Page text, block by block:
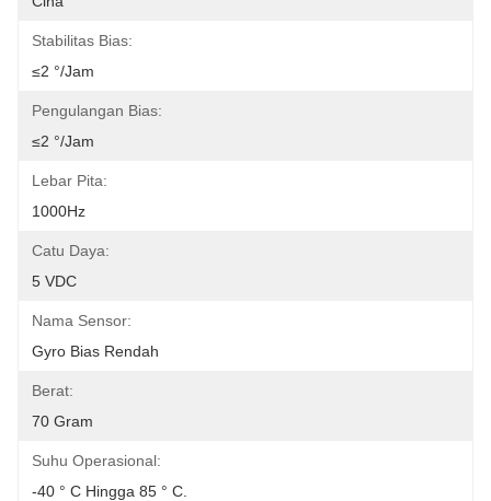
Stabilitas Bias:
≤2 °/jam
Pengulangan Bias:
≤2 °/jam
Lebar Pita:
1000Hz
Catu Daya:
5 VDC
Nama Sensor:
Gyro Bias Rendah
Berat:
70 Gram
Suhu Operasional:
-40 ° C Hingga 85 ° C.